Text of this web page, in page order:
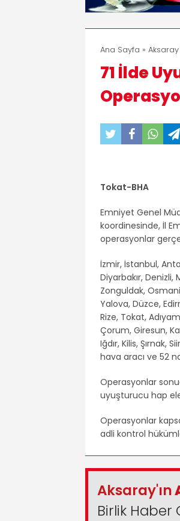
Ana Sayfa »
71 İlde
Tokat-BHA
Emniyet Genel
koordinesinde, İl
operasyonlar
İzmir, İstanbul,
Diyarbakır, Denizli,
Zonguldak,
Yalova, Düzce,
Rize, Tokat,
Çorum, Giresun,
Iğdır, Kilis, Şırnak,
hava aracı ve 52
Operasyonlar
uyuşturucu hap
Operasyonlar
adli kontrol
Aksaray'ın
Birlik Haber